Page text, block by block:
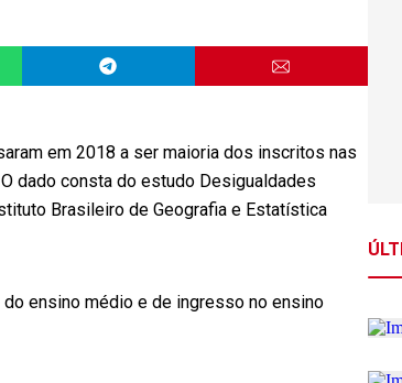
em 2018 a ser maioria dos inscritos nas
dado consta do estudo Desigualdades
Brasileiro de Geografia e Estatística
ensino médio e de ingresso no ensino